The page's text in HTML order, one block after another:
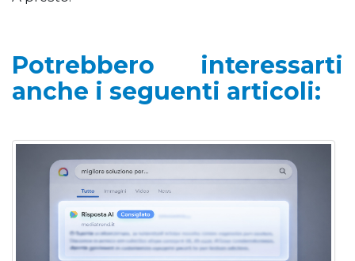
Potrebbero interessarti
anche i seguenti articoli: